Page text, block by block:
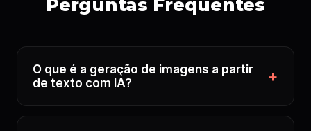
Perguntas Frequentes
O que é a geração de imagens a partir
de texto com IA?